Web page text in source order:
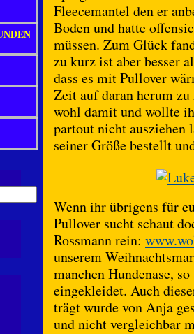
Fleecemantel den er
Boden und hatte
müssen. Zum Glück
zu kurz ist aber besser
dass es mit Pullover
Zeit auf daran herum
wohl damit und wollte
partout nicht ausziehen
seiner Größe bestellt
Wenn ihr übrigens für
Pullover sucht schaut
Rossmann rein:
unserem
manchen Hundenase,
eingekleidet. Auch
trägt wurde von Anja
und nicht vergleichbar